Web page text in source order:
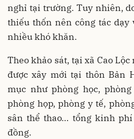
nghỉ tại trường. Tuy nhiên,
thiếu thốn nên công tác dạy
nhiều khó khăn.
Theo khảo sát, tại xã Cao
được xây mới tại thôn Bản
mục như phòng học,
phòng họp, phòng y tế,
sân thể thao… tổng kinh
đồng.